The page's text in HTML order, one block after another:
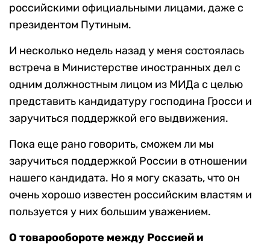
российскими официальными лицами, даже с
президентом Путиным.
И несколько недель назад у меня состоялась
встреча в Министерстве иностранных дел с
одним должностным лицом из МИДа с целью
представить кандидатуру господина Гросси и
заручиться поддержкой его выдвижения.
Пока еще рано говорить, сможем ли мы
заручиться поддержкой России в отношении
нашего кандидата. Но я могу сказать, что он
очень хорошо известен российским властям и
пользуется у них большим уважением.
О товарообороте между Россией и